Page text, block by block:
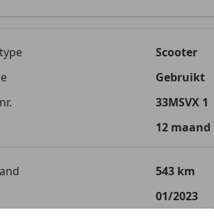
Scooter
Gebruikt
33MSVX 1
12 maand
543 km
01/2023